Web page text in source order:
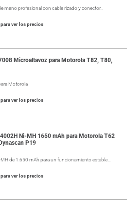
mano profesional con cable rizado y conector…
ver los precios
Microaltavoz para Motorola T82, T80,
Motorola
ver los precios
Ni-MH 1650 mAh para Motorola T62
P19
de 1.650 mAh para un funcionamiento estable…
ver los precios